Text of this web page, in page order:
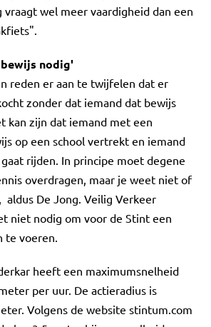
wel meer vaardigheid dan een
nodig'
reden er aan te twijfelen dat er
zonder dat iemand dat bewijs
kan zijn dat iemand met een
op een school vertrekt en iemand
rijden. In principe moet degene
overdragen, maar je weet niet of
De Jong. Veilig Verkeer
niet nodig om voor de Stint een
te voeren.
heeft een maximumsnelheid
per uur. De actieradius is
Volgens de website stintum.com